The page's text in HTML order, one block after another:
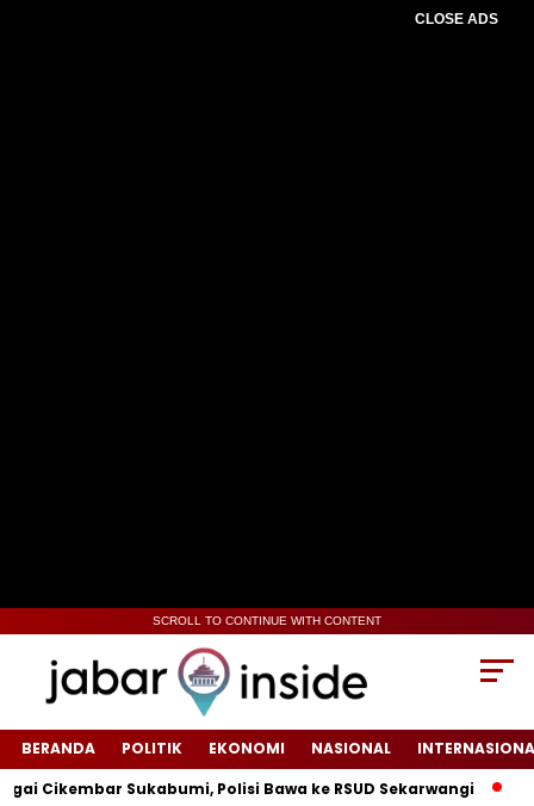
CLOSE ADS
SCROLL TO CONTINUE WITH CONTENT
BERANDA POLITIK EKONOMI NASIONAL
Sukabumi, Polisi Bawa ke RSUD Sekarwangi‎